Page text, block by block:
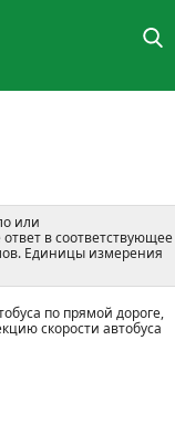
или
в соответствующее
Единицы измерения
по прямой дороге,
скорости автобуса